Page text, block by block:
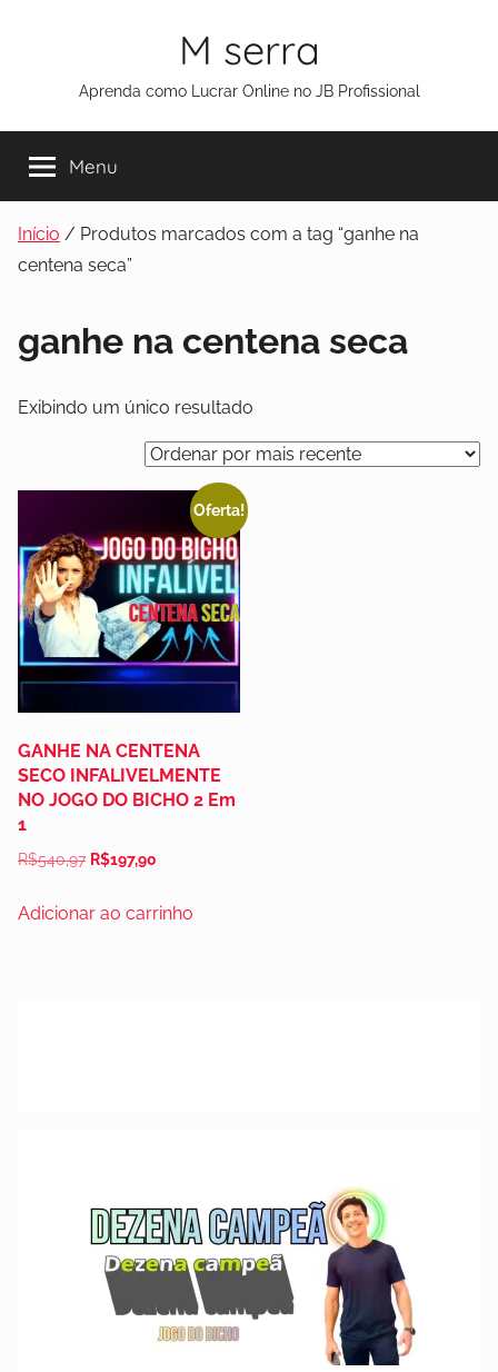
M serra
Aprenda como Lucrar Online no JB Profissional
Menu
Início / Produtos marcados com a tag “ganhe na
centena seca”
ganhe na centena seca
Exibindo um único resultado
Oferta!
GANHE NA CENTENA
SECO INFALIVELMENTE
NO JOGO DO BICHO 2 Em
1
R$540,97 R$197,90
Adicionar ao carrinho